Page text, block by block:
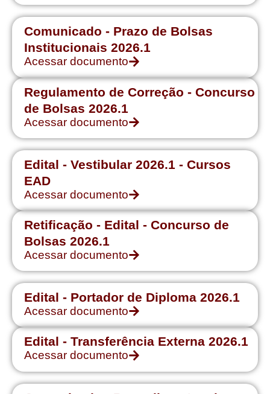
Comunicado - Prazo de Bolsas
Institucionais 2026.1
Acessar documento
Regulamento de Correção - Concurso
de Bolsas 2026.1
Acessar documento
Edital - Vestibular 2026.1 - Cursos
EAD
Acessar documento
Retificação - Edital - Concurso de
Bolsas 2026.1
Acessar documento
Edital - Portador de Diploma 2026.1
Acessar documento
Edital - Transferência Externa 2026.1
Acessar documento